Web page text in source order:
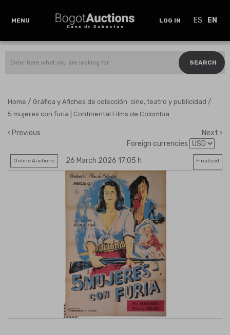
MENU LOG IN ES EN
SEARCH
Home / Gráfica y Afiches de colección: cine, teatro y publicidad /
5 mujeres con furia | Continental Films de Colombia
Previous
Next
Foreign currencies
Online Auctions 26 March 2026 17:05 h Finalized